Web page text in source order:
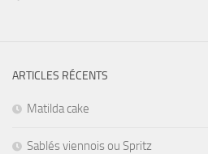
ARTICLES RÉCENTS
Matilda cake
Sablés viennois ou Spritz